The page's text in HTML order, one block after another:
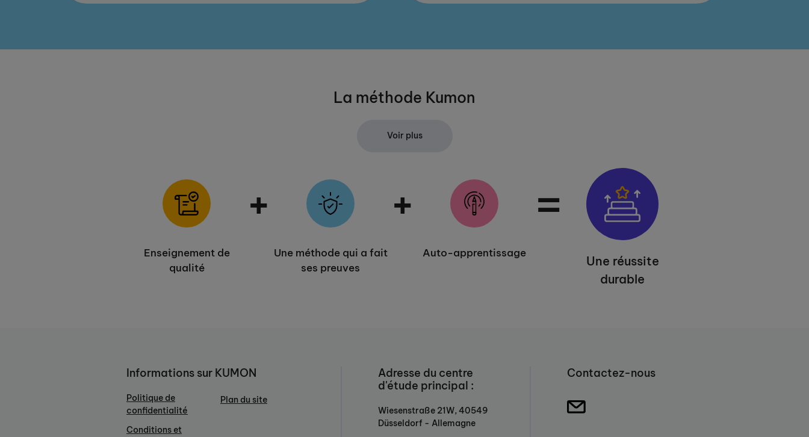
La méthode Kumon
Voir plus
Enseignement de
qualité
+
Une méthode qui a fait
ses preuves
+
Auto-apprentissage
=
Une réussite
durable
Informations sur KUMON
Politique de
confidentialité
Conditions et
Plan du site
Adresse du centre
d'étude principal :
Wiesenstraße 21W, 40549
Düsseldorf - Allemagne
Contactez-nous